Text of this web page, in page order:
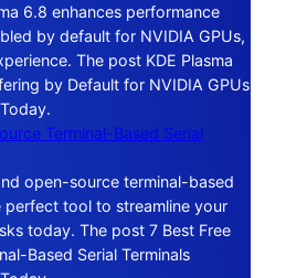
6.8 enhances performance
by default for NVIDIA GPUs,
The post KDE Plasma
by Default for NVIDIA GPUs
Terminal-Based Serial
open-source terminal-based
perfect tool to streamline your
today. The post 7 Best Free
Based Serial Terminals